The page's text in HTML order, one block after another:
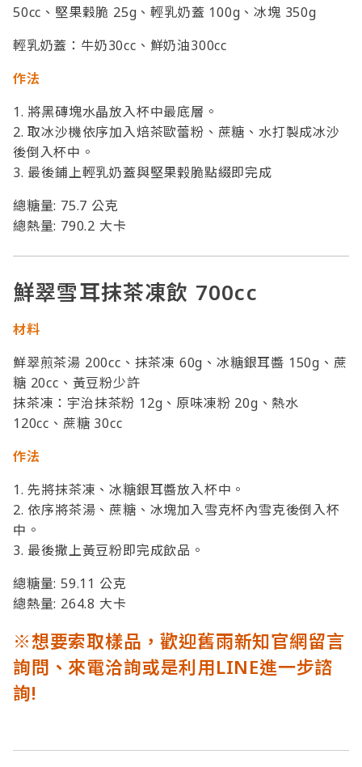
50cc、堅果穀脆 25g、輕乳奶蓋 100g、冰塊 350g
輕乳奶蓋：牛奶30cc、鮮奶油300cc
作法
1. 將黑磚塊水晶放入杯中最底層。
2. 取冰沙機依序加入焙茶歐蕾粉、蔗糖、水打製成冰沙
後倒入杯中。
3. 最後鋪上輕乳奶蓋與堅果榖脆點綴即完成
總糖量: 75.7 公克
總熱量: 790.2 大卡
鮮翠雪耳抹茶凍飲 700cc
材料
鮮翠煎茶湯 200cc、抹茶凍 60g、冰糖銀耳醬 150g、蔗
糖 20cc、黃豆粉少許
抹茶凍：宇治抹茶粉 12g、原味凍粉 20g、熱水
120cc、蔗糖 30cc
作法
1. 先將抹茶凍、冰糖銀耳醬放入杯中。
2. 依序將茶湯、蔗糖、冰塊加入雪克杯內雪克後倒入杯
中。
3. 最後撒上黃豆粉即完成飲品。
總糖量: 59.11 公克
總熱量: 264.8 大卡
※想要索取樣品，歡迎舊雨新知官網留言
詢問、來電洽詢或是利用LINE進一步諮
詢!